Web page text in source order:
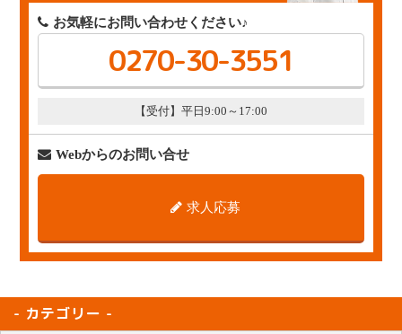
お気軽にお問い合わせください♪
0270-30-3551
【受付】平日9:00～17:00
Webからのお問い合せ
求人応募
カテゴリー